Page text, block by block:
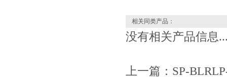
相关同类产品：
没有相关产品信息
上一篇： SP-